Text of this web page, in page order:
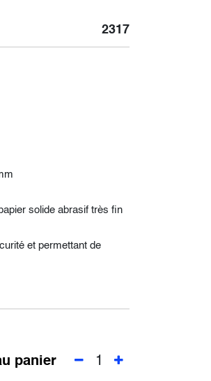
2317
solide abrasif très fin
et permettant de
panier